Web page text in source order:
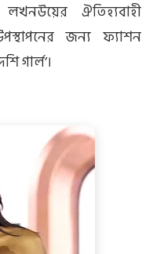
ঐতিহ্যবাহী
জন্য ফ্যাশন
গার্ল’।